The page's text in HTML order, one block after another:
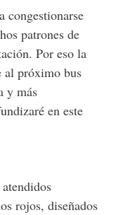
congestionarse
patrones de
Por eso la
al próximo bus
y más
en este
rojos, diseñados